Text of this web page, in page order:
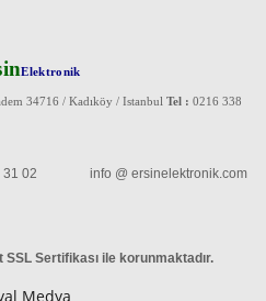
Elektronik
34716 / Kadıköy / Istanbul Tel : 0216 338
31 02 info @ ersinelektronik.com
Sertifikası ile korunmaktadır.
Medya